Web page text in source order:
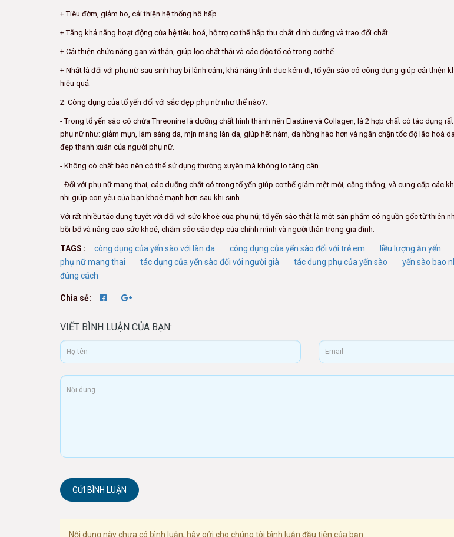
+ Tiêu đờm, giảm ho, cải thiện hệ thống hô hấp.
+ Tăng khả năng hoạt động của hệ tiêu hoá, hỗ trợ cơ thể hấp thu chất dinh dưỡng và trao đổi chất.
+ Cải thiện chức năng gan và thận, giúp lọc chất thải và các độc tố có trong cơ thể.
+ Nhất là đối với phụ nữ sau sinh hay bị lãnh cảm, khả năng tình dục kém đi, tổ yến sào có công dụng giúp cải thiện
hiệu quả.
2. Công dụng của tổ yến đối với sắc đẹp phụ nữ như thế nào?:
- Trong tổ yến sào có chứa Threonine là dưỡng chất hình thành nên Elastine và Collagen, là 2 hợp chất có tác dụng
phụ nữ như: giảm mụn, làm sáng da, mịn màng làn da, giúp hết nám, da hồng hào hơn và ngăn chặn tốc độ lão hoá
đẹp thanh xuân của người phụ nữ.
- Không có chất béo nên có thể sử dụng thường xuyên mà không lo tăng cân.
- Đối với phụ nữ mang thai, các dưỡng chất có trong tổ yến giúp cơ thể giảm mệt mỏi, căng thẳng, và cung cấp các
nhi giúp con yêu của bạn khoẻ mạnh hơn sau khi sinh.
Với rất nhiều tác dụng tuyệt vời đối với sức khoẻ của phụ nữ, tổ yến sào thật là một sản phẩm có nguồn gốc từ thiên
bồi bổ và nâng cao sức khoẻ, chăm sóc sắc đẹp của chính mình và người thân trong gia đình.
TAGS : công dụng của yến sào với làn da công dụng của yến sào đối với trẻ em liều lượng ăn yến
phụ nữ mang thai
tác dụng của yến sào đối với người già tác dụng phụ của yến sào yến sào bao
đúng cách
Chia sẻ:
VIẾT BÌNH LUẬN CỦA BẠN:
GỬI BÌNH LUẬN
Nội dung này chưa có bình luận, hãy gửi cho chúng tôi bình luận đầu tiên của bạn.